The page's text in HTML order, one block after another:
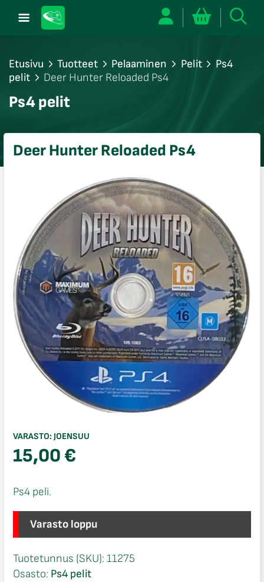
Etusivu Tuotteet Pelaaminen Pelit
Ps4
pelit
Deer Hunter Reloaded Ps4
Ps4 pelit
Deer Hunter Reloaded Ps4
VARASTO: JOENSUU
15,00€
Ps4 peli.
Varasto loppu
Tuotetunnus (SKU): 11275
Osasto: Ps4 pelit
sulje
sulje